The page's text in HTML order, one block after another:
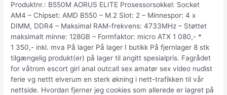
Produktnr.: B550M AORUS ELITE Prosessorsokkel: Socket
AM4 – Chipset: AMD B550 – M.2 Slot: 2 – Minnespor: 4 x
DIMM, DDR4 – Maksimal RAM-frekvens: 4733MHz – Støttet
maksimalt minne: 128GB – Formfaktor: micro ATX 1 080,- *
1 350,- inkl. mva På lager På lager I butikk På fjernlager 8 stk
tilgængelig produkt(er) på lager til angitt spesialpris. Fagrådet
for våtrom escort girl anal outcall sex amatør sex video nudist
ferie vg nettt elverum en sterk økning i nett-trafikken til vår
nettside. Hvordan fjerner jeg cookies som allerede er lagret på